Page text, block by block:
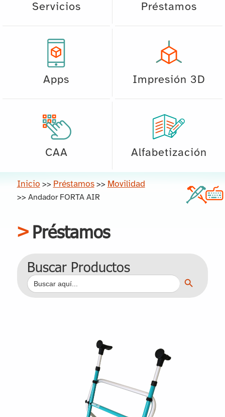
Servicios Préstamos
Apps Impresión 3D
CAA Alfabetización
Inicio >> Préstamos >> Movilidad
>> Andador FORTA AIR
Préstamos
Buscar Productos
Buscar: